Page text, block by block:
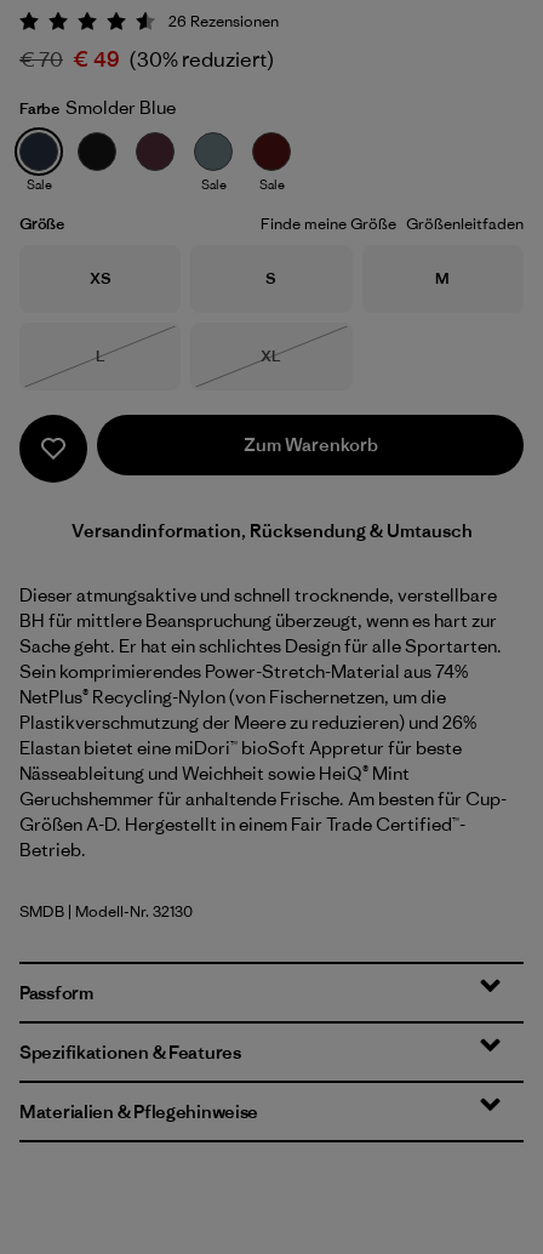
Smolder Blue
Bewertung: 4.6 / 5
26 Rezensionen
€ 70 € 49 (30% reduziert)
Farbe Smolder Blue
Sale Sale Sale
Größe Finde meine Größe Größenleitfaden
Größe
XS Größe
S Größe
M
Größe
L
Größe
XL
Zum Warenkorb
Versandinformation, Rücksendung & Umtausch
Dieser atmungsaktive und schnell trocknende, verstellbare
BH für mittlere Beanspruchung überzeugt, wenn es hart zur
Sache geht. Er hat ein schlichtes Design für alle Sportarten.
Sein komprimierendes Power-Stretch-Material aus 74%
NetPlus® Recycling-Nylon (von Fischernetzen, um die
Plastikverschmutzung der Meere zu reduzieren) und 26%
Elastan bietet eine miDori™ bioSoft Appretur für beste
Nässeableitung und Weichheit sowie HeiQ® Mint
Geruchshemmer für anhaltende Frische. Am besten für Cup-
Größen A-D. Hergestellt in einem Fair Trade Certified™-
Betrieb.
Smolder Blue
SMDB | Modell-Nr. 32130
Passform
Spezifikationen & Features
Materialien & Pflegehinweise